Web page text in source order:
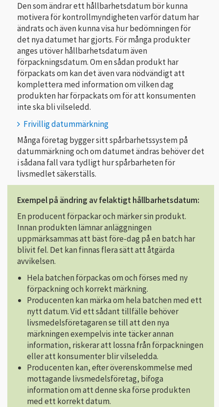
Den som ändrar ett hållbarhetsdatum bör kunna
motivera för kontrollmyndigheten varför datum har
ändrats och även kunna visa hur bedömningen för
det nya datumet har gjorts. För många produkter
anges utöver hållbarhetsdatum även
förpackningsdatum. Om en sådan produkt har
förpackats om kan det även vara nödvändigt att
komplettera med information om vilken dag
produkten har förpackats om för att konsumenten
inte ska bli vilseledd.
Frivillig datummärkning
Många företag bygger sitt spårbarhetssystem på
datummärkning och om datumet ändras behöver det
i sådana fall vara tydligt hur spårbarheten för
livsmedlet säkerställs.
Exempel på ändring av felaktigt hållbarhetsdatum:
En producent förpackar och märker sin produkt.
Innan produkten lämnar anläggningen
uppmärksammas att bäst före-dag på en batch har
blivit fel. Det kan finnas flera sätt att åtgärda
avvikelsen.
Hela batchen förpackas om och förses med ny
förpackning och korrekt märkning.
Producenten kan märka om hela batchen med ett
nytt datum. Vid ett sådant tillfälle behöver
livsmedelsföretagaren se till att den nya
märkningen exempelvis inte täcker annan
information, riskerar att lossna från förpackningen
eller att konsumenter blir vilseledda.
Producenten kan, efter överenskommelse med
mottagande livsmedelsföretag, bifoga
information om att denne ska förse produkten
med ett korrekt datum.